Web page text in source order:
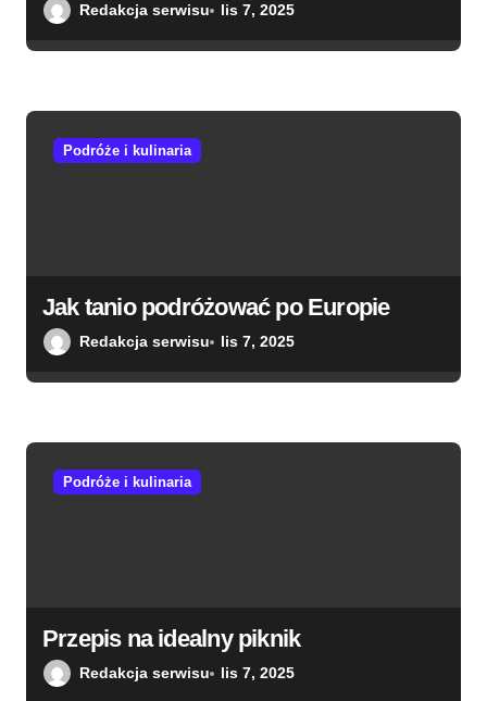
s
Redakcja serwisu lis 7, 2025
Podróże i kulinaria
Jak tanio podróżować po Europie
Redakcja serwisu lis 7, 2025
Podróże i kulinaria
Przepis na idealny piknik
Redakcja serwisu lis 7, 2025